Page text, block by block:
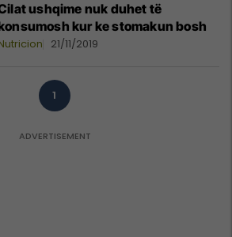
ushqime nuk duhet të
kur ke stomakun bosh
21/11/2019
1